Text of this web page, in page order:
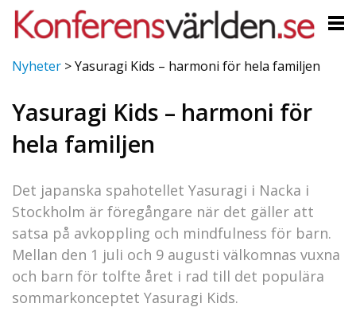
Nyheter >Yasuragi Kids – harmoni för hela familjen
Yasuragi Kids – harmoni för
hela familjen
Det japanska spahotellet Yasuragi i Nacka i
Stockholm är föregångare när det gäller att
satsa på avkoppling och mindfulness för barn.
Mellan den 1 juli och 9 augusti välkomnas vuxna
och barn för tolfte året i rad till det populära
sommarkonceptet Yasuragi Kids.